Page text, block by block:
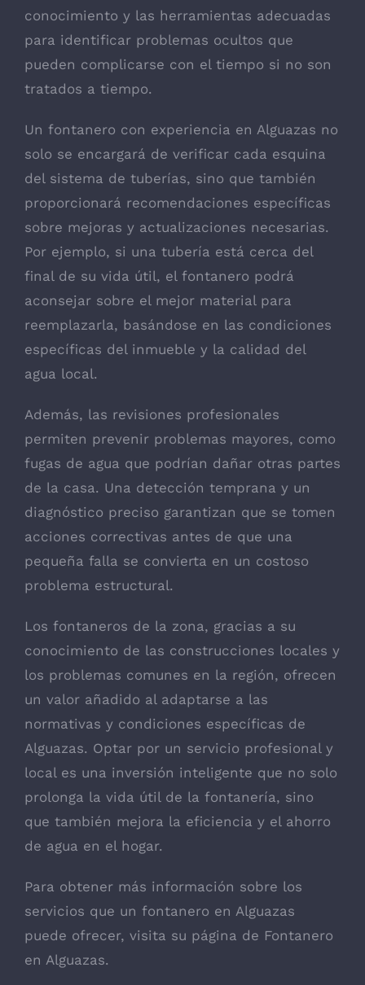
conocimiento y las herramientas adecuadas
para identificar problemas ocultos que
pueden complicarse con el tiempo si no son
tratados a tiempo.
Un fontanero con experiencia en Alguazas no
solo se encargará de verificar cada esquina
del sistema de tuberías, sino que también
proporcionará recomendaciones específicas
sobre mejoras y actualizaciones necesarias.
Por ejemplo, si una tubería está cerca del
final de su vida útil, el fontanero podrá
aconsejar sobre el mejor material para
reemplazarla, basándose en las condiciones
específicas del inmueble y la calidad del
agua local.
Además, las revisiones profesionales
permiten prevenir problemas mayores, como
fugas de agua que podrían dañar otras partes
de la casa. Una detección temprana y un
diagnóstico preciso garantizan que se tomen
acciones correctivas antes de que una
pequeña falla se convierta en un costoso
problema estructural.
Los fontaneros de la zona, gracias a su
conocimiento de las construcciones locales y
los problemas comunes en la región, ofrecen
un valor añadido al adaptarse a las
normativas y condiciones específicas de
Alguazas. Optar por un servicio profesional y
local es una inversión inteligente que no solo
prolonga la vida útil de la fontanería, sino
que también mejora la eficiencia y el ahorro
de agua en el hogar.
Para obtener más información sobre los
servicios que un fontanero en Alguazas
puede ofrecer, visita su página de Fontanero
en Alguazas.